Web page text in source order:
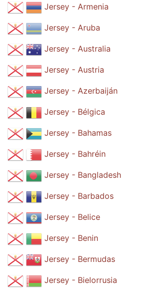
Jersey - Armenia
Jersey - Aruba
Jersey - Australia
Jersey - Austria
Jersey - Azerbaiján
Jersey - Bélgica
Jersey - Bahamas
Jersey - Bahréin
Jersey - Bangladesh
Jersey - Barbados
Jersey - Belice
Jersey - Benin
Jersey - Bermudas
Jersey - Bielorrusia